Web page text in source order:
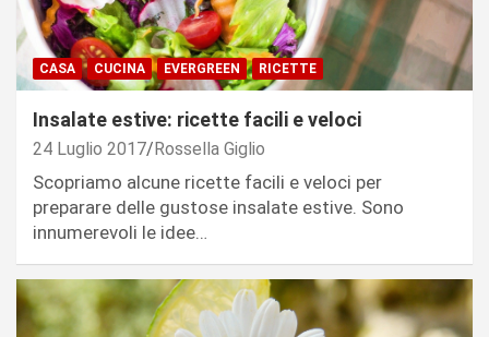
CASA CUCINA EVERGREEN RICETTE
Insalate estive: ricette facili e veloci
24 Luglio 2017 Rossella Giglio
Scopriamo alcune ricette facili e veloci per
preparare delle gustose insalate estive. Sono
innumerevoli le idee…